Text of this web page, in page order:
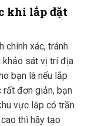
khi lắp đặt
chính xác, tránh
khảo sát vị trí địa
bạn là nếu lắp
đơn giản, bạn
vực lắp có trần
thì hãy tạo